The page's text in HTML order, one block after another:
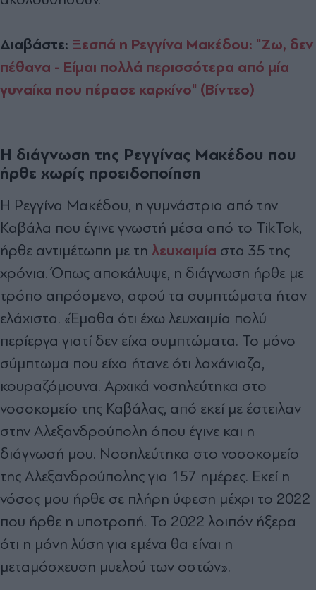
Διαβάστε: Ξεσπά η Ρεγγίνα Μακέδου: "Ζω, δεν
πέθανα - Είμαι πολλά περισσότερα από μία
γυναίκα που πέρασε καρκίνο" (Βίντεο)
Η διάγνωση της Ρεγγίνας Μακέδου που
ήρθε χωρίς προειδοποίηση
Η Ρεγγίνα Μακέδου, η γυμνάστρια από την
Καβάλα που έγινε γνωστή μέσα από το TikTok,
ήρθε αντιμέτωπη με τη λευχαιμία στα 35 της
χρόνια. Όπως αποκάλυψε, η διάγνωση ήρθε με
τρόπο απρόσμενο, αφού τα συμπτώματα ήταν
ελάχιστα. «Έμαθα ότι έχω λευχαιμία πολύ
περίεργα γιατί δεν είχα συμπτώματα. Το μόνο
σύμπτωμα που είχα ήτανε ότι λαχάνιαζα,
κουραζόμουνα. Αρχικά νοσηλεύτηκα στο
νοσοκομείο της Καβάλας, από εκεί με έστειλαν
στην Αλεξανδρούπολη όπου έγινε και η
διάγνωσή μου. Νοσηλεύτηκα στο νοσοκομείο
της Αλεξανδρούπολης για 157 ημέρες. Εκεί η
νόσος μου ήρθε σε πλήρη ύφεση μέχρι το 2022
που ήρθε η υποτροπή. Το 2022 λοιπόν ήξερα
ότι η μόνη λύση για εμένα θα είναι η
μεταμόσχευση μυελού των οστών».